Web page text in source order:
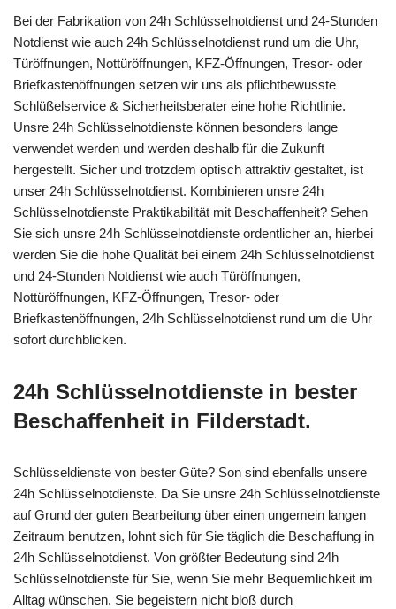
Bei der Fabrikation von 24h Schlüsselnotdienst und 24-Stunden
Notdienst wie auch 24h Schlüsselnotdienst rund um die Uhr,
Türöffnungen, Nottüröffnungen, KFZ-Öffnungen, Tresor- oder
Briefkastenöffnungen setzen wir uns als pflichtbewusste
Schlüßelservice & Sicherheitsberater eine hohe Richtlinie.
Unsre 24h Schlüsselnotdienste können besonders lange
verwendet werden und werden deshalb für die Zukunft
hergestellt. Sicher und trotzdem optisch attraktiv gestaltet, ist
unser 24h Schlüsselnotdienst. Kombinieren unsre 24h
Schlüsselnotdienste Praktikabilität mit Beschaffenheit? Sehen
Sie sich unsre 24h Schlüsselnotdienste ordentlicher an, hierbei
werden Sie die hohe Qualität bei einem 24h Schlüsselnotdienst
und 24-Stunden Notdienst wie auch Türöffnungen,
Nottüröffnungen, KFZ-Öffnungen, Tresor- oder
Briefkastenöffnungen, 24h Schlüsselnotdienst rund um die Uhr
sofort durchblicken.
24h Schlüsselnotdienste in bester
Beschaffenheit in Filderstadt.
Schlüsseldienste von bester Güte? Son sind ebenfalls unsere
24h Schlüsselnotdienste. Da Sie unsre 24h Schlüsselnotdienste
auf Grund der guten Bearbeitung über einen ungemein langen
Zeitraum benutzen, lohnt sich für Sie täglich die Beschaffung in
24h Schlüsselnotdienst. Von größter Bedeutung sind 24h
Schlüsselnotdienste für Sie, wenn Sie mehr Bequemlichkeit im
Alltag wünschen. Sie begeistern nicht bloß durch